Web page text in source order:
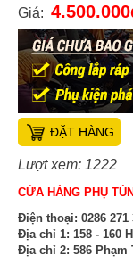
Giá:
ĐẶT HÀNG
Lượt xem: 1222
CỬA HÀNG PHỤ
Điện thoại: 0286 271
Địa chỉ 1: 158 - 160
Địa chỉ 2: 586 Phạm